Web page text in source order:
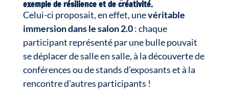
exemple de résilience et de créativité.
Celui-ci proposait, en effet, unevéritable
immersion dans le salon 2.0: chaque
participant représenté par une bulle pouvait
se déplacer de salle en salle, à la découverte de
conférences ou de stands d’exposants et à la
rencontre d’autres participants !